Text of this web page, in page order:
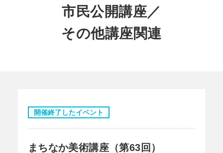
市民公開講座／
その他講座関連
開催終了したイベント
まちなか美術講座（第63回）